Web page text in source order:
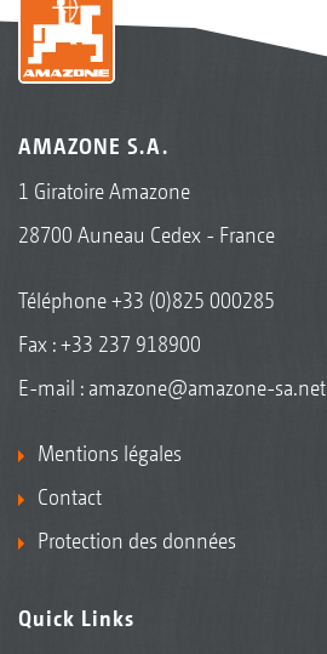
AMAZONE S.A.
1 Giratoire Amazone
28700 Auneau Cedex - France
Téléphone+33 (0)825 000285
Fax : +33 237 918900
E-mail : amazone@amazone-sa.net
Mentions légales
Contact
Protection des données
Quick Links